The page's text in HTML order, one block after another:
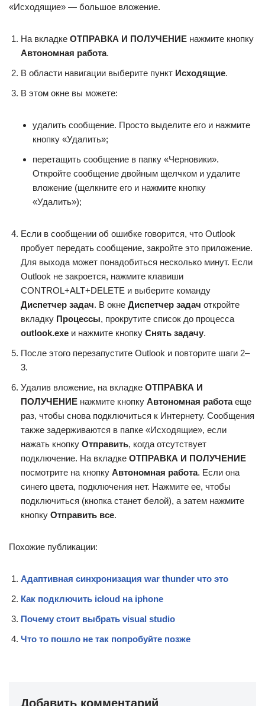
«Исходящие» — большое вложение.
На вкладке ОТПРАВКА И ПОЛУЧЕНИЕ нажмите кнопку
Автономная работа.
В области навигации выберите пункт Исходящие.
В этом окне вы можете:
удалить сообщение. Просто выделите его и нажмите
кнопку «Удалить»;
перетащить сообщение в папку «Черновики».
Откройте сообщение двойным щелчком и удалите
вложение (щелкните его и нажмите кнопку
«Удалить»);
Если в сообщении об ошибке говорится, что Outlook
пробует передать сообщение, закройте это приложение.
Для выхода может понадобиться несколько минут. Если
Outlook не закроется, нажмите клавиши
CONTROL+ALT+DELETE и выберите команду
Диспетчер задач. В окне Диспетчер задач откройте
вкладку Процессы, прокрутите список до процесса
outlook.exe и нажмите кнопку Снять задачу.
После этого перезапустите Outlook и повторите шаги 2–
3.
Удалив вложение, на вкладке ОТПРАВКА И
ПОЛУЧЕНИЕ нажмите кнопку Автономная работаеще
раз, чтобы снова подключиться к Интернету. Сообщения
также задерживаются в папке «Исходящие», если
нажать кнопку Отправить, когда отсутствует
подключение. На вкладке ОТПРАВКА И ПОЛУЧЕНИЕ
посмотрите на кнопку Автономная работа. Если она
синего цвета, подключения нет. Нажмите ее, чтобы
подключиться (кнопка станет белой), а затем нажмите
кнопку Отправить все.
Похожие публикации:
Адаптивная синхронизация war thunder что это
Как подключить icloud на iphone
Почему стоит выбрать visual studio
Что то пошло не так попробуйте позже
Добавить комментарий